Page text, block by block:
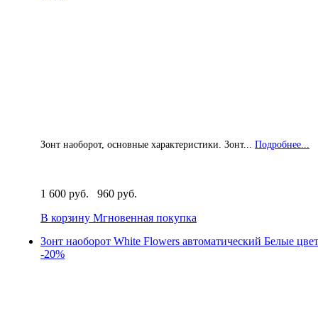
Зонт наоборот, основные характеристики. Зонт... Подробнее...
1 600 руб.
960 руб.
В корзину Мгновенная покупка
Зонт наоборот White Flowers автоматический Белые
-20%